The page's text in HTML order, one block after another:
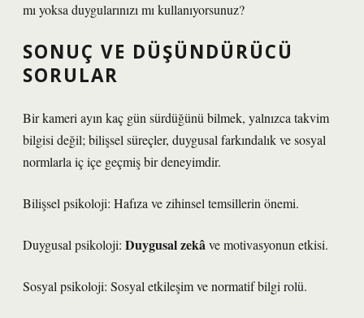
mı yoksa duygularınızı mı kullanıyorsunuz?
SONUÇ VE DÜŞÜNDÜRÜCÜ
SORULAR
Bir kameri ayın kaç gün sürdüğünü bilmek, yalnızca takvim
bilgisi değil; bilişsel süreçler, duygusal farkındalık ve sosyal
normlarla iç içe geçmiş bir deneyimdir.
Bilişsel psikoloji: Hafıza ve zihinsel temsillerin önemi.
Duygusal psikoloji: Duygusal zekâve motivasyonun etkisi.
Sosyal psikoloji: Sosyal etkileşimve normatif bilgi rolü.